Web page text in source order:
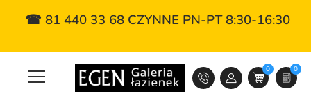
☎ 81 440 33 68 CZYNNE PN-PT 8:30-16:30
0 0